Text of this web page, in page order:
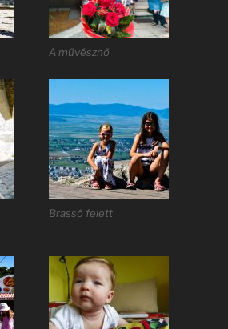
A művésznő
Brassó felett